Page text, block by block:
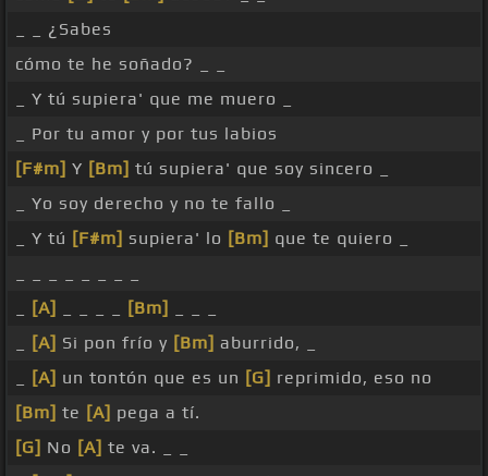
_ _ ¿Sabes
cómo te he soñado? _ _
_ Y tú supiera' que me muero _
_ Por tu amor y por tus labios
[F#m] Y [Bm] tú supiera' que soy sincero _
_ Yo soy derecho y no te fallo _
_ Y tú [F#m] supiera' lo [Bm] que te quiero _
[A] [Bm]
[A] Si pon frío y [Bm] aburrido, _
[A] un tontón que es un [G] reprimido, eso no
[Bm] te [A] pega a tí.
[G] No [A] te va. _ _